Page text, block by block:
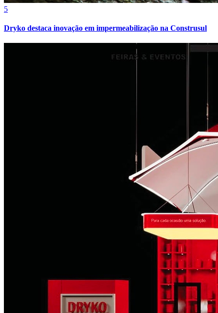
5
Dryko destaca inovação em impermeabilização na Construsul